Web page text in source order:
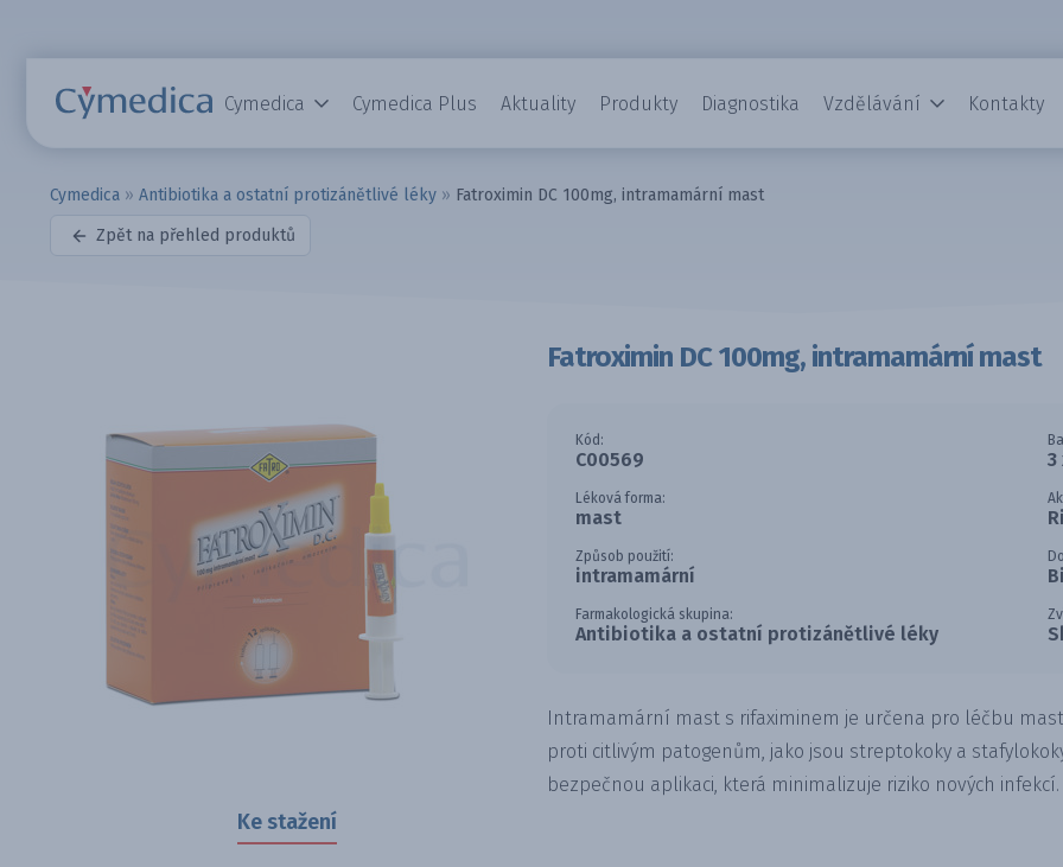
Cymedica Cymedica Plus Aktuality Produkty Diagnostika Vzdělávání Kontakty
Cymedica » Antibiotika a ostatní protizánětlivé léky » Fatroximin DC 100mg, intramamární mast
Zpět na přehled produktů
Ke stažení
Fatroximin DC 100mg, intramamární mast
Kód:
C00569
Léková forma:
mast
Způsob použití:
intramamární
Farmakologická skupina:
Antibiotika a ostatní protizánětlivé léky
Intramamární mast s rifaximinem je určena pro léčbu
proti citlivým patogenům, jako jsou streptokoky a
bezpečnou aplikaci, která minimalizuje riziko nových infekcí.